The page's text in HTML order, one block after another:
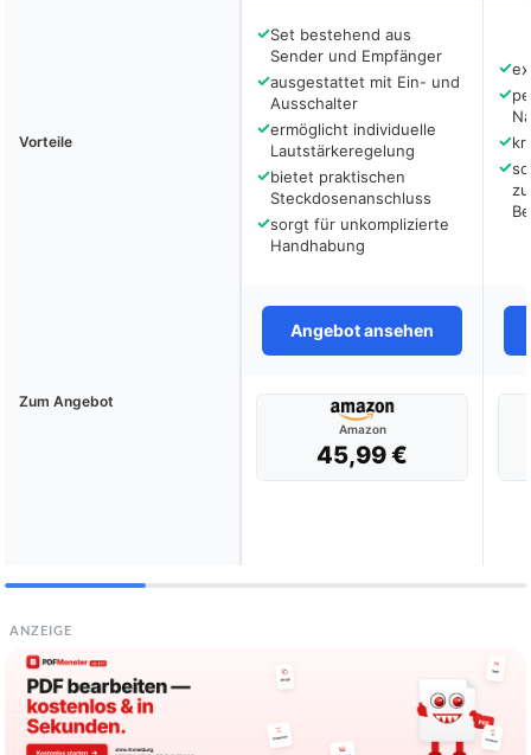
Vorteile
✓Set bestehend aus
Sender und Empfänger
✓ausgestattet mit Ein- und
Ausschalter
✓ermöglicht individuelle
Lautstärkeregelung
✓bietet praktischen
Steckdosenanschluss
✓sorgt für unkomplizierte
Handhabung
✓
✓
✓
✓
Angebot ansehen
Zum Angebot
Amazon
45,99 €
ANZEIGE